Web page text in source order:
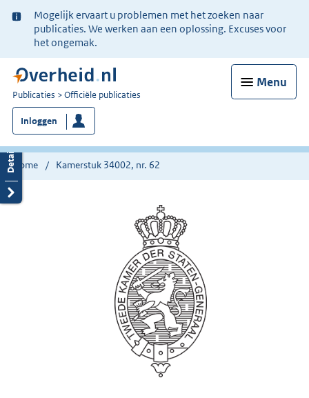
Ter
informatie:
Mogelijk ervaart u problemen met het zoeken naar
publicaties. We werken aan een oplossing. Excuses voor
het ongemak.
Menu
U
bent
nu
hier:
Publicaties Officiële publicaties
Inloggen
Home Kamerstuk 34002, nr. 62